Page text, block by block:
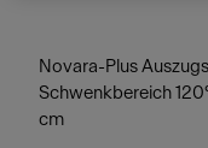
Novara-Plus
Schwenkbereich
cm